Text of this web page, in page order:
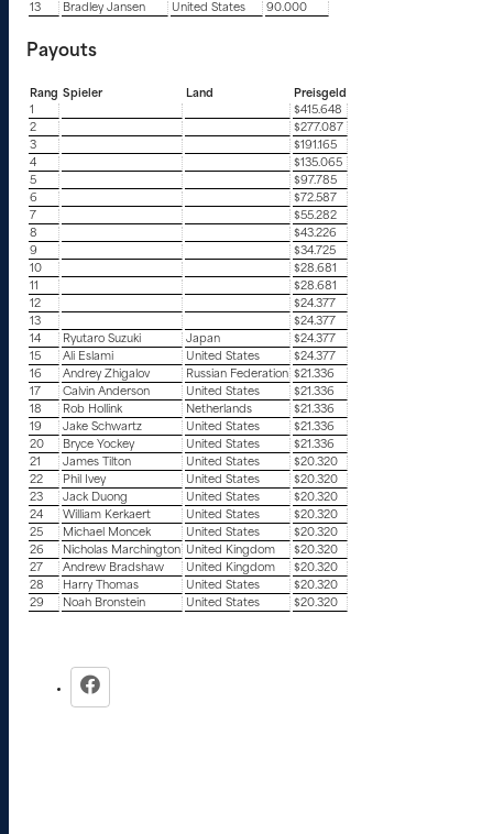
13
Bradley Jansen United States 90.000
Payouts
Rang Spieler Land
Preisgeld
1
$415.648
2
$277.087
3
$191.165
4
$135.065
5
$97.785
6
$72.587
7
$55.282
8
$43.226
9
$34.725
10
$28.681
11
$28.681
12
$24.377
13
$24.377
14
Ryutaro Suzuki Japan
$24.377
15
Ali Eslami United States
$24.377
16
Andrey Zhigalov Russian Federation $21.336
17
Calvin Anderson United States
$21.336
18
Rob Hollink Netherlands
$21.336
19
Jake Schwartz United States
$21.336
20
Bryce Yockey United States
$21.336
21
James Tilton United States
$20.320
22
Phil Ivey United States
$20.320
23
Jack Duong United States
$20.320
24
William Kerkaert United States
$20.320
25
Michael Moncek United States
$20.320
26
Nicholas Marchington United Kingdom
$20.320
27
Andrew Bradshaw United Kingdom
$20.320
28
Harry Thomas United States
$20.320
29
Noah Bronstein United States $20.320